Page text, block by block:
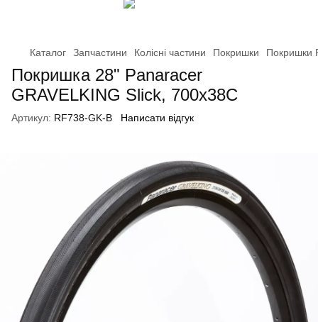
Каталог Запчастини Колісні частини Покришки Покришки
Покришка 28" Panaracer
GRAVELKING Slick, 700x38C
Артикул: RF738-GK-B Написати відгук